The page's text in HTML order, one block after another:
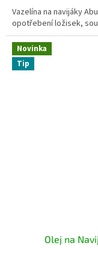
Vazelína na navijáky
opotřebení ložisek,
Novinka
Tip
Olej na